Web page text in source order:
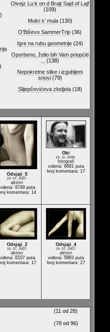
Olvejz Lu:k on d Brajt Sajd of Lajf
(109)
Mulci s' mula(130)
O'Biševo SammerTrip (36)
Igre na rubu geometrije(24)
Oporbeno, želio bih Vam priopćiti
(138)
Nepokretne slike i izgubljeni
snovi(79)
Slijepčevićeva zlodjela(18)
Odsjaji_5
20. 07. 2007.
aktovi
6749 puta
komentara: 14
Obi
15. 11. 2008.
fotografi
viđena: 6681 puta
broj komentara: 17
Odsjaji_2
16. 07. 2007.
aktovi
6107 puta
komentara: 17
Odsjaji_4
19. 07. 2007.
aktovi
viđena: 5883 puta
broj komentara: 27
(11 od 28)
(78 od 96)